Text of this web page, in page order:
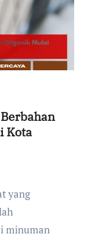
Kota
minuman